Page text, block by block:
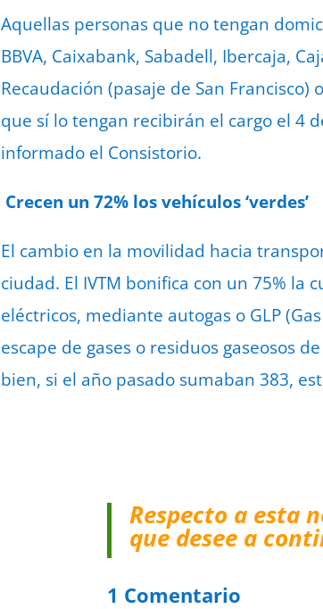
Aquellas personas que no tengan
BBVA, Caixabank, Sabadell, Ibercaja,
Recaudación (pasaje de San
que sí lo tengan recibirán el cargo el 4
informado el Consistorio.
Crecen un 72% los vehículos ‘verdes’
El cambio en la movilidad hacia
ciudad. El IVTM bonifica con un 75% la
eléctricos, mediante autogas o GLP
escape de gases o residuos gaseosos
bien, si el año pasado sumaban 383,
Respecto a esta
que desee a
1 Comentario